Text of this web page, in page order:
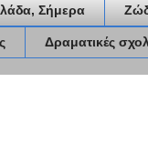
Σήμερα
Δραματικές